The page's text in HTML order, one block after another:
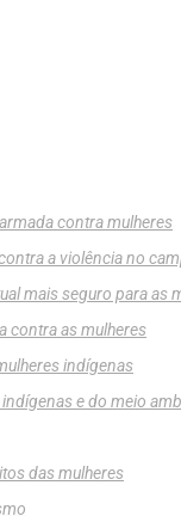
contra mulheres
a violência no
mais seguro para as
contra as mulheres
indígenas
e do meio
das mulheres